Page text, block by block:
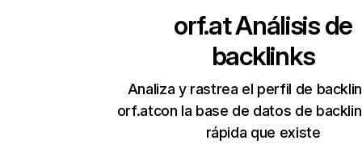
orf.atAnálisis de
backlinks
Analiza y rastrea el perfil de
orf.atcon la base de datos de
rápida que existe